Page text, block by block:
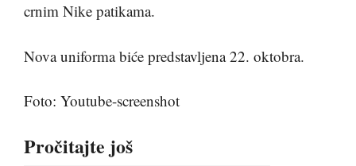
crnim Nike patikama.
Nova uniforma biće predstavljena 22. oktobra.
Foto: Youtube-screenshot
Pročitajte još